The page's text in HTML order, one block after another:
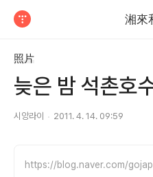
湘來
照片
늦은 밤 석촌호
시앙라이 2011. 4. 14. 09:59
https://blog.naver.com/